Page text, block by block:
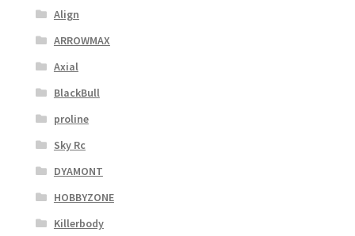
Align
ARROWMAX
Axial
BlackBull
proline
Sky Rc
DYAMONT
HOBBYZONE
Killerbody